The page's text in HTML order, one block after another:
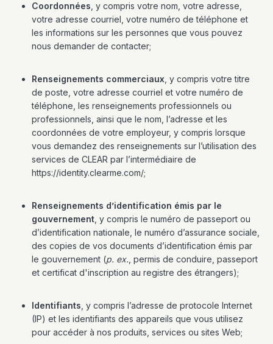
Coordonnées , y compris votre nom, votre adresse,
votre adresse courriel, votre numéro de téléphone et
les informations sur les personnes que vous pouvez
nous demander de contacter;
Renseignements commerciaux , y compris votre titre
de poste, votre adresse courriel et votre numéro de
téléphone, les renseignements professionnels ou
professionnels, ainsi que le nom, l’adresse et les
coordonnées de votre employeur, y compris lorsque
vous demandez des renseignements sur l’utilisation des
services de CLEAR par l’intermédiaire de
https://identity.clearme.com/;
Renseignements d’identification émis par le
gouvernement , y compris le numéro de passeport ou
d’identification nationale, le numéro d’assurance sociale,
des copies de vos documents d’identification émis par
le gouvernement (p. ex. , permis de conduire, passeport
et certificat d'inscription au registre des étrangers);
Identifiants , y compris l’adresse de protocole Internet
(IP) et les identifiants des appareils que vous utilisez
pour accéder à nos produits, services ou sites Web;